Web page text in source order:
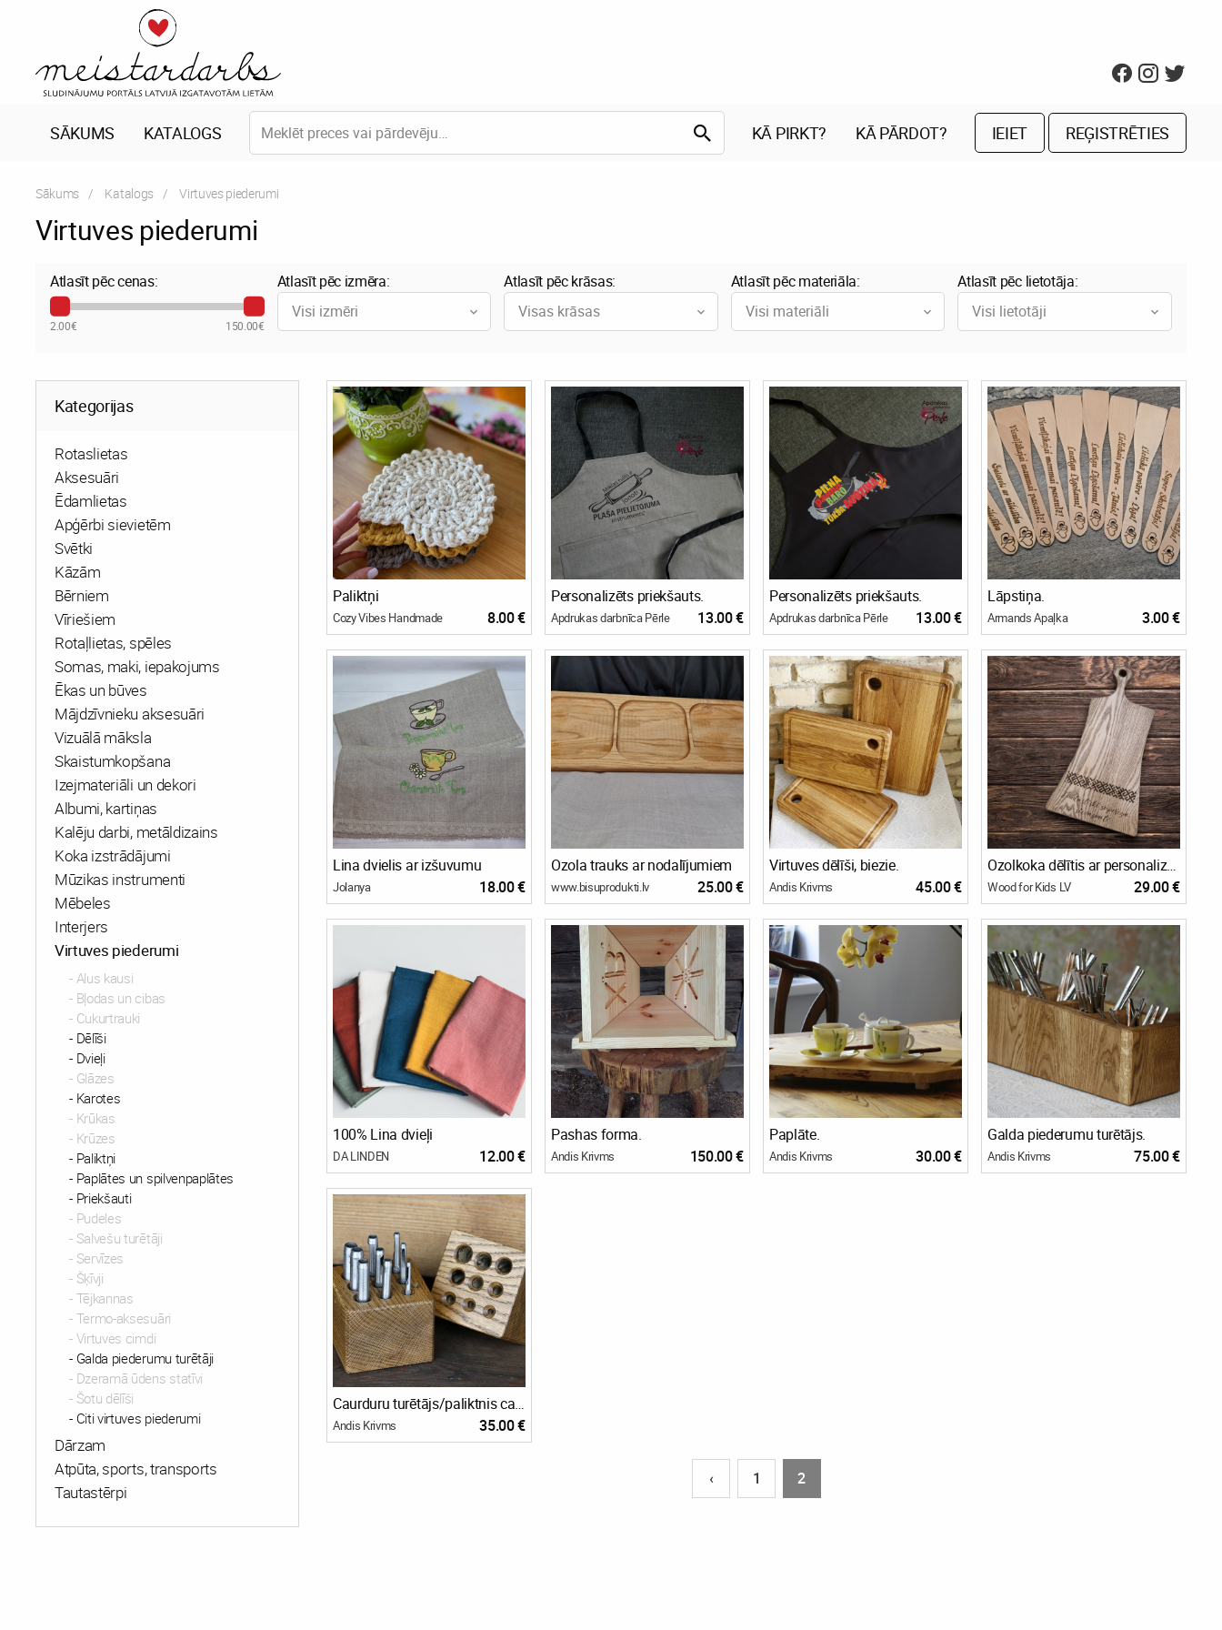
SĀKUMS KATALOGS KĀ PIRKT? KĀ PĀRDOT? IEIET REĢISTRĒTIES
Sākums Katalogs Current:
Virtuves piederumi
Virtuves piederumi
Atlasīt pēc cenas:
2.00€ 150.00€
Atlasīt pēc izmēra:
Visi izmēri
Atlasīt pēc krāsas:
Visas krāsas
Atlasīt pēc materiāla:
Visi materiāli
Atlasīt pēc lietotāja:
Visi lietotāji
Kategorijas
Rotaslietas
Aksesuāri
Ēdamlietas
Apģērbi sievietēm
Svētki
Kāzām
Bērniem
Vīriešiem
Rotaļlietas, spēles
Somas, maki, iepakojums
Ēkas un būves
Mājdzīvnieku aksesuāri
Vizuālā māksla
Skaistumkopšana
Izejmateriāli un dekori
Albumi, kartiņas
Kalēju darbi, metāldizains
Koka izstrādājumi
Mūzikas instrumenti
Mēbeles
Interjers
Virtuves piederumi
Alus kausi
Bļodas un cibas
Cukurtrauki
Dēlīši
Dvieļi
Glāzes
Karotes
Krūkas
Krūzes
Paliktņi
Paplātes un spilvenpaplātes
Priekšauti
Pudeles
Salvešu turētāji
Servīzes
Šķīvji
Tējkannas
Termo-aksesuāri
Virtuves cimdi
Galda piederumu turētāji
Dzeramā ūdens statīvi
Šotu dēlīši
Citi virtuves piederumi
Dārzam
Atpūta, sports, transports
Tautastērpi
Paliktņi
Cozy Vibes Handmade 8.00 €
Personalizēts priekšauts.
Apdrukas darbnīca Pērle 13.00 €
Personalizēts priekšauts.
Apdrukas darbnīca Pērle 13.00 €
Lāpstiņa.
Armands Apaļka 3.00 €
Lina dvielis ar izšuvumu
Jolanya 18.00 €
Ozola trauks ar nodalījumiem
www.bisuprodukti.lv 25.00 €
Virtuves dēlīši, biezie.
Andis Krivms 45.00 €
Ozolkoka dēlītis ar personalizāciju
Wood for Kids LV 29.00 €
100% Lina dvieļi
DA LINDEN 12.00 €
Pashas forma.
Andis Krivms 150.00 €
Paplāte.
Andis Krivms 30.00 €
Galda piederumu turētājs.
Andis Krivms 75.00 €
Caurduru turētājs/paliktnis caurduršanai.
Andis Krivms 35.00 €
‹ 1 2